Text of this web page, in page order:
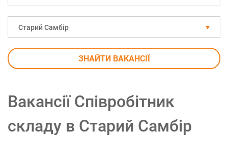
Старий Самбір
ЗНАЙТИ ВАКАНСІЇ
Вакансії Співробітник
складу в Старий Самбір